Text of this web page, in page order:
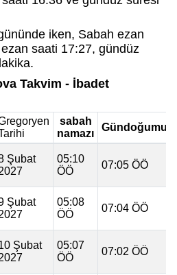
iken, Sabah ezan
saati 17:27, gündüz
Takvim - İbadet
sabah
namazı
Gündoğumu
Şubat
05:10
ÖÖ
07:05 ÖÖ
Şubat
05:08
ÖÖ
07:04 ÖÖ
Şubat
05:07
ÖÖ
07:02 ÖÖ